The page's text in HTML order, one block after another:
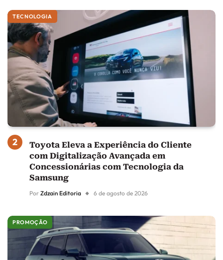
TECNOLOGIA
Toyota Eleva a Experiência do Cliente
com Digitalização Avançada em
Concessionárias com Tecnologia da
Samsung
Por Zdzain Editoria 6 de agosto de 2026
PROMOÇÃO